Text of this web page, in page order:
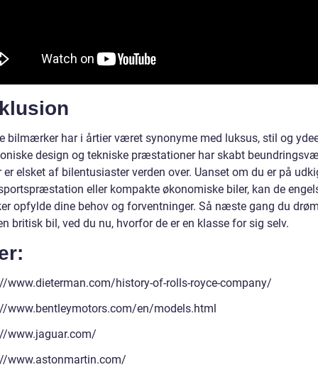
bilmærker har i årtier været synonyme med luksus, stil og
design og tekniske præstationer har skabt
er elsket af bilentusiaster verden over. Uanset om du er på
eller kompakte økonomiske biler, kan de
opfylde dine behov og forventninger. Så næste gang du
britisk bil, ved du nu, hvorfor de er en klasse for sig selv.
www.dieterman.com/history-of-rolls-royce-company/
www.bentleymotors.com/en/models.html
www.jaguar.com/
www.astonmartin.com/